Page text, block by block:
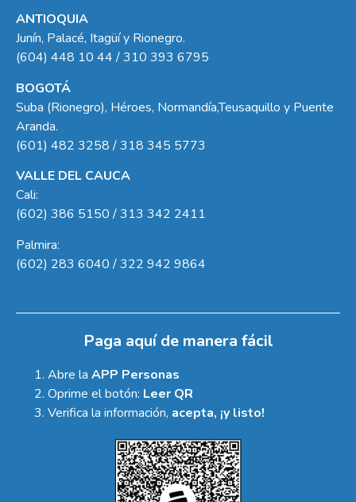
ANTIOQUIA
Junín, Palacé, Itagüí y Rionegro.
(604) 448 10 44 / 310 393 6795
BOGOTÁ
Suba (Rionegro), Héroes, Normandía,Teusaquillo y Puente
Aranda.
(601) 482 3258 / 318 345 5773
VALLE DEL CAUCA
Cali:
(602) 386 5150 / 313 342 2411
Palmira:
(602) 283 6040 / 322 942 9864
Paga aquí de manera fácil
Abre la APP Personas
Oprime el botón: Leer QR
Verifica la información, acepta, ¡y listo!